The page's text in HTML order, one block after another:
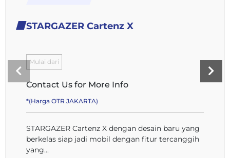
STARGAZER Cartenz X
Mulai dari
Contact Us for More Info
*(Harga OTR JAKARTA)
STARGAZER Cartenz X dengan desain baru yang
berkelas siap jadi mobil dengan fitur tercanggih
yang...